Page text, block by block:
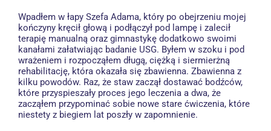
Wpadłem w łapy Szefa Adama, który po obejrzeniu mojej
kończyny kręcił głową i podłączył pod lampę i zalecił
terapię manualną oraz gimnastykę dodatkowo swoimi
kanałami załatwiając badanie USG. Byłem w szoku i pod
wrażeniem i rozpocząłem długą, ciężką i siermierżną
rehabilitację, która okazała się zbawienna. Zbawienna z
kilku powodów. Raz, że staw zaczął dostawać bodźców,
które przyspieszały proces jego leczenia a dwa, że
zacząłem przypominać sobie nowe stare ćwiczenia, które
niestety z biegiem lat poszły w zapomnienie.